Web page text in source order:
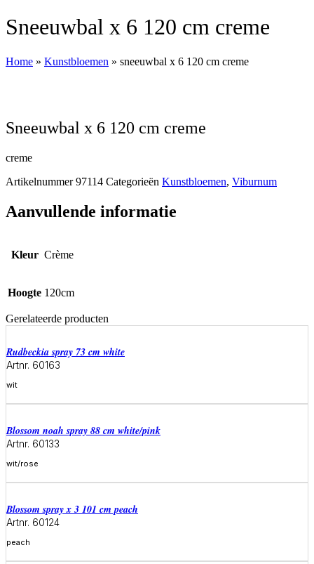
sneeuwbal x 6 120 cm creme
Home » Kunstbloemen » sneeuwbal x 6 120 cm creme
sneeuwbal x 6 120 cm creme
creme
Artikelnummer97114 Categorieën Kunstbloemen, Viburnum
Aanvullende informatie
Kleur Crème
Hoogte 120cm
Gerelateerde producten
rudbeckia spray 73 cm white
Artnr. 60163
wit
blossom noah spray 88 cm white/pink
Artnr. 60133
wit/rose
blossom spray x 3 101 cm peach
Artnr. 60124
peach
Meer informatie